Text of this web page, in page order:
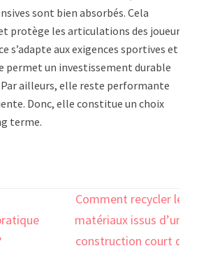
sont bien absorbés. Cela
protège les articulations des joueurs.
s’adapte aux exigences sportives et
permet un investissement durable
ailleurs, elle reste performante
Donc, elle constitue un choix
terme.
Comment recycler les
matériaux issus d’une
construction court de